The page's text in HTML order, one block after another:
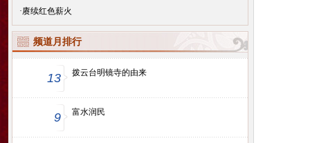
·赓续红色薪火
频道月排行
13 拨云台明镜寺的由来
9 富水润民